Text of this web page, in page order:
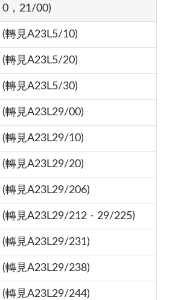
0，21/00)
(轉見A23L5/10)
(轉見A23L5/20)
(轉見A23L5/30)
(轉見A23L29/00)
(轉見A23L29/10)
(轉見A23L29/20)
(轉見A23L29/206)
(轉見A23L29/212 - 29/225)
(轉見A23L29/231)
(轉見A23L29/238)
(轉見A23L29/244)